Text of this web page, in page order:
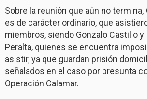
Sobre la reunión que aún no termina,
es de carácter ordinario, que
miembros, siendo Gonzalo Castillo y
Peralta, quienes se encuentra
asistir, ya que guardan prisión
señalados en el caso por presunta
Operación Calamar.